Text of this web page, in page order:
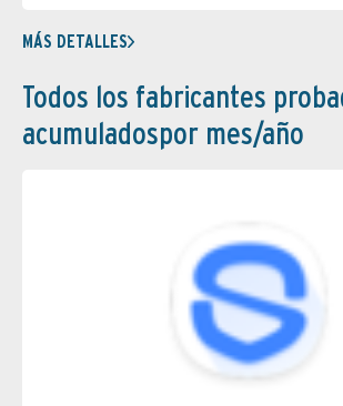
MÁS DETALLES
Todos los fabricantes
acumuladospor mes/año